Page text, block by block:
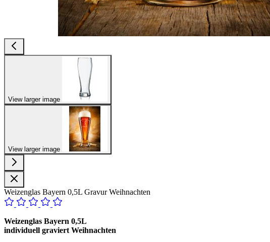
View larger image
View larger image
Weizenglas Bayern 0,5L Gravur Weihnachten
Weizenglas Bayern 0,5L
individuell graviert Weihnachten